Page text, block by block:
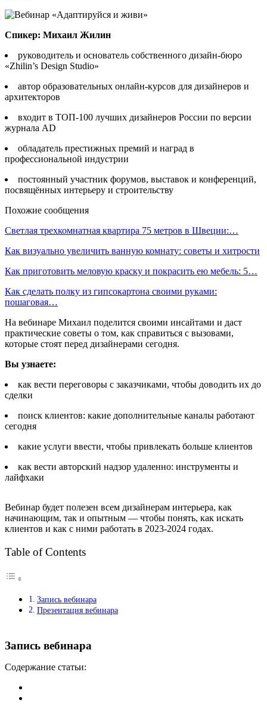
Спикер: Михаил Жилин
руководитель и основатель собственного дизайн-бюро
«Zhilin’s Design Studio»
автор образовательных онлайн-курсов для дизайнеров и
архитекторов
входит в ТОП-100 лучших дизайнеров России по версии
журнала AD
обладатель престижных премий и наград в
профессиональной индустрии
постоянный участник форумов, выставок и конференций,
посвящённых интерьеру и строительству
Похожие сообщения
Светлая трехкомнатная квартира 75 метров в Швеции:…
Как визуально увеличить ванную комнату: советы и хитрости
Как приготовить меловую краску и покрасить ею мебель: 5…
Как сделать полку из гипсокартона своими руками:
пошаговая…
На вебинаре Михаил поделится своими инсайтами и даст
практические советы о том, как справиться с вызовами,
которые стоят перед дизайнерами сегодня.
Вы узнаете:
как вести переговоры с заказчиками, чтобы доводить их до
сделки
поиск клиентов: какие дополнительные каналы работают
сегодня
какие услуги ввести, чтобы привлекать больше клиентов
как вести авторский надзор удаленно: инструменты и
лайфхаки
Вебинар будет полезен всем дизайнерам интерьера, как
начинающим, так и опытным — чтобы понять, как искать
клиентов и как с ними работать в 2023-2024 годах.
Table of Contents
Запись вебинара
Презентация вебинара
Запись вебинара
Содержание статьи: